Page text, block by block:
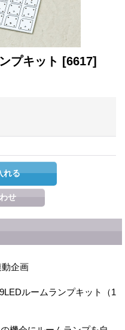
プキット [6617]
企画
ルームランプキット（1